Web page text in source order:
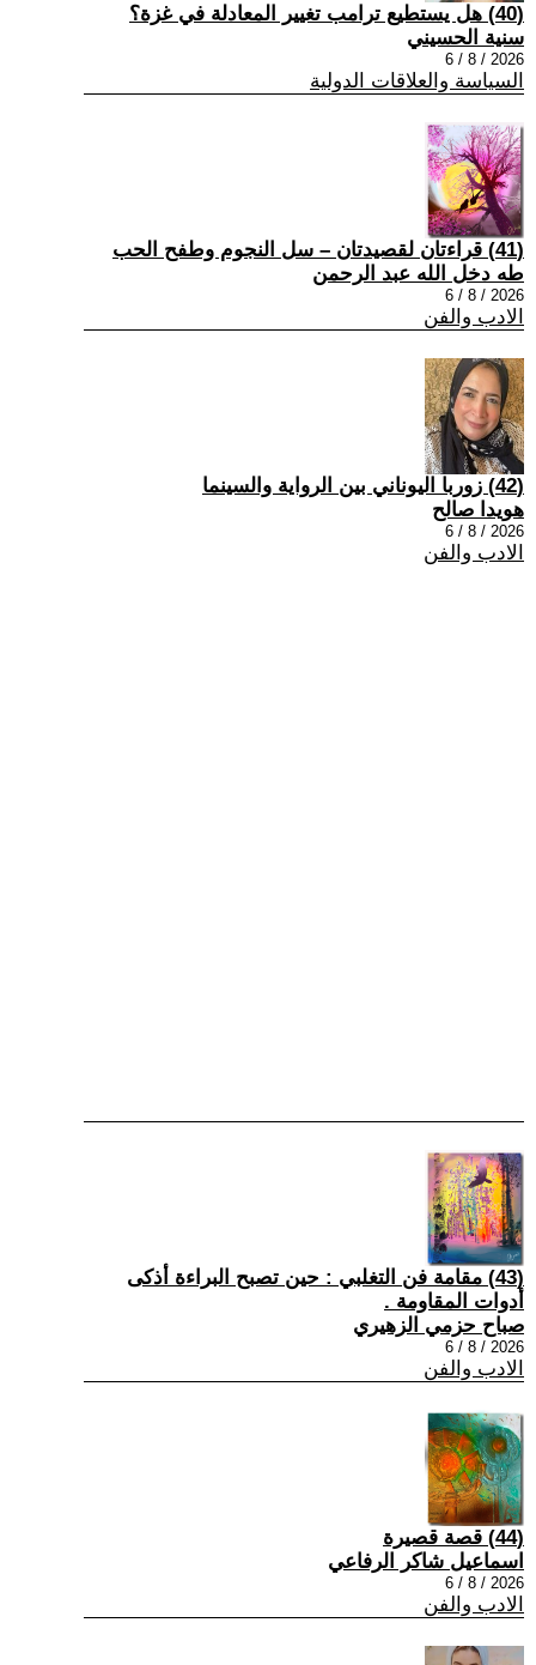
(40) هل يستطيع ترامب تغيير المعادلة في غزة؟
سنية الحسيني
2026 / 8 / 6
السياسة والعلاقات الدولية
(41) قراءتان لقصيدتان – سل النجوم وطفح الحب
طه دخل الله عبد الرحمن
2026 / 8 / 6
الادب والفن
(42) زوربا اليوناني بين الرواية والسينما
هويدا صالح
2026 / 8 / 6
الادب والفن
(43) مقامة فن التغلبي : حين تصبح البراءة أذكى
أدوات المقاومة .
صباح حزمي الزهيري
2026 / 8 / 6
الادب والفن
(44) قصة قصيرة
اسماعيل شاكر الرفاعي
2026 / 8 / 6
الادب والفن